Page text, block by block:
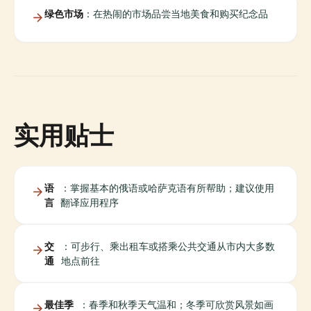
绿色市场 ：在热闹的市场品尝当地美食和购买纪念品
实用贴士
语
言
：掌握基本的俄语或哈萨克语有所帮助；建议使用
翻译应用程序
交
通
：可步行、乘出租车或搭乘公共交通从市内大多数
地点前往
最佳季
：春季和秋季天气温和；冬季可欣赏风景如画